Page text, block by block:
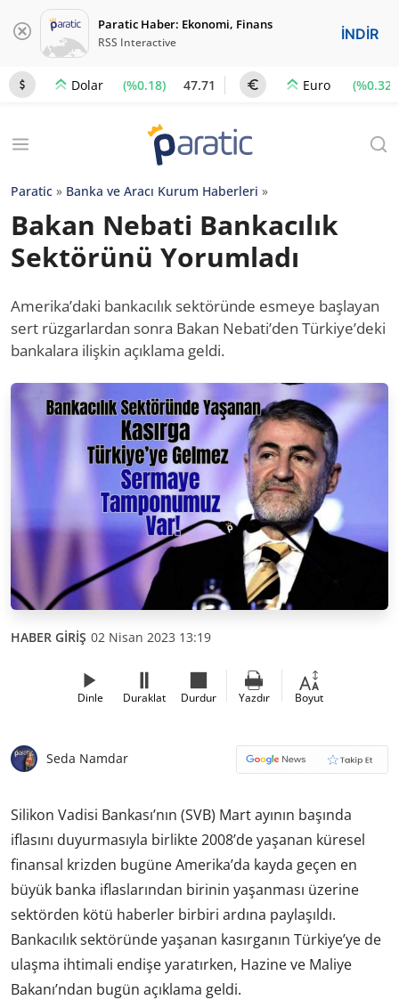
Paratic Haber: Ekonomi, Finans
RSS Interactive İNDİR
Dolar (%0.18) 47.71 Euro (%0.32)
Paratic » Banka ve Aracı Kurum Haberleri »
Bakan Nebati Bankacılık
Sektörünü Yorumladı
Amerika’daki bankacılık sektöründe esmeye başlayan
sert rüzgarlardan sonra Bakan Nebati’den Türkiye’deki
bankalara ilişkin açıklama geldi.
HABER GİRİŞ 02 Nisan 2023 13:19
Dinle Duraklat Durdur Yazdır Boyut
Seda Namdar
Silikon Vadisi Bankası’nın (SVB) Mart ayının başında
iflasını duyurmasıyla birlikte 2008’de yaşanan küresel
finansal krizden bugüne Amerika’da kayda geçen en
büyük banka iflaslarından birinin yaşanması üzerine
sektörden kötü haberler birbiri ardına paylaşıldı.
Bankacılık sektöründe yaşanan kasırganın Türkiye’ye de
ulaşma ihtimali endişe yaratırken, Hazine ve Maliye
Bakanı’ndan bugün açıklama geldi.